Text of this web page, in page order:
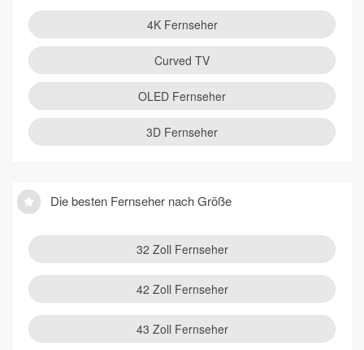
4K Fernseher
Curved TV
OLED Fernseher
3D Fernseher
Die besten Fernseher nach Größe
32 Zoll Fernseher
42 Zoll Fernseher
43 Zoll Fernseher